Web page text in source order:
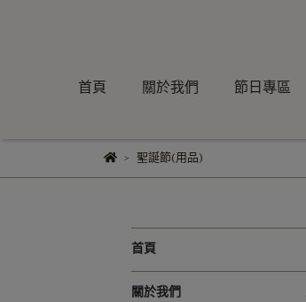
首頁 關於我們 節日專區
聖誕節(用品)
首頁
關於我們